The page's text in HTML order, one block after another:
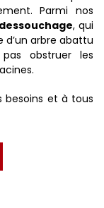
Parmi nos
dessouchage, qui
d’un arbre abattu
obstruer les
besoins et à tous